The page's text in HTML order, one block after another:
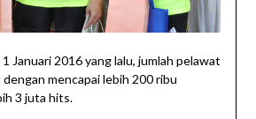
Januari 2016 yang lalu, jumlah pelawat
mencapai lebih 200 ribu
3 juta hits.